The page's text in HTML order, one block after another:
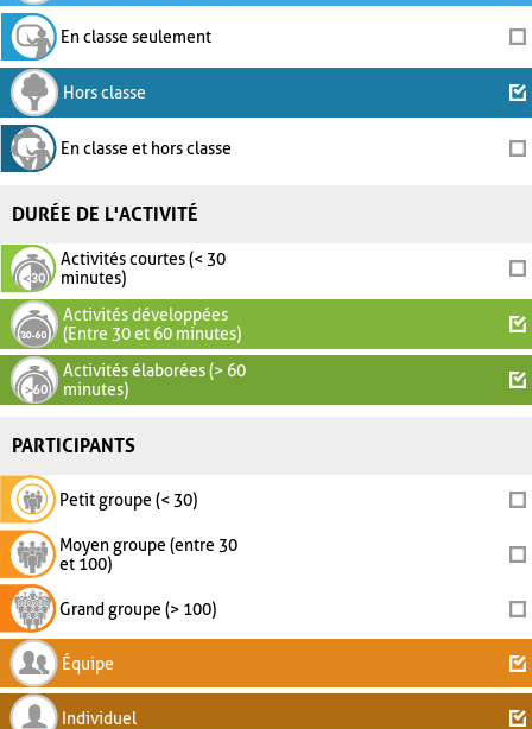
En classe seulement
Hors classe
En classe et hors classe
DURÉE DE L'ACTIVITÉ
Activités courtes (< 30
minutes)
Activités développées
(Entre 30 et 60 minutes)
Activités élaborées (> 60
minutes)
PARTICIPANTS
Petit groupe (< 30)
Moyen groupe (entre 30
et 100)
Grand groupe (> 100)
Équipe
Individuel